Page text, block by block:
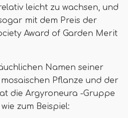
leicht zu wachsen, und
mit dem Preis der
Award of Garden Merit
Namen seiner
Pflanze und der
die Argyroneura -Gruppe
zum Beispiel: